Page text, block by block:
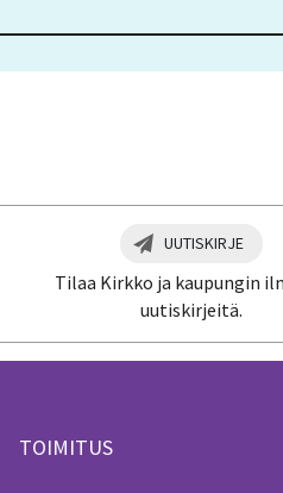
UUTISKIRJE
Tilaa Kirkko ja kaupungin
uutiskirjeitä.
TOIMITUS